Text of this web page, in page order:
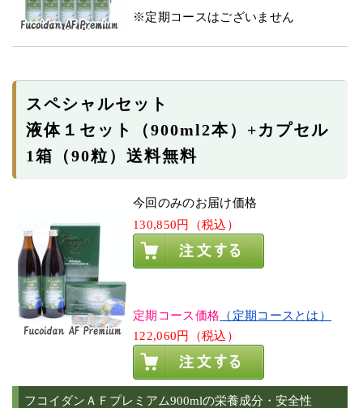
※定期コースはございません
スペシャルセット
液体１セット（900ml2本）+カプセル
1箱（90粒）送料無料
今回のみのお届け価格
130,850円（税込）
定期コース価格 （定期コースとは）
122,060円（税込）
フコイダンＡＦプレミアム900mlの栄養成分・安全性